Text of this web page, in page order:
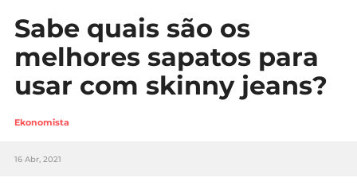
Carreira
Casa
Lifestyle
Sociedade
Sabe quais são os
melhores sapatos para
usar com skinny jeans?
Ekonomista
16 Abr, 2021